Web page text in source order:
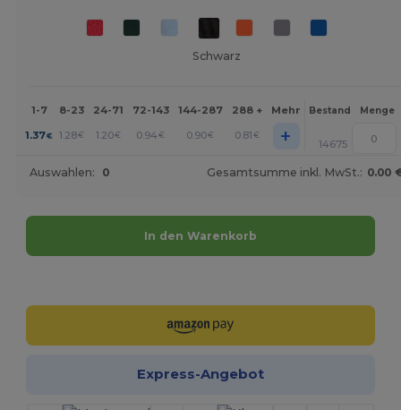
Schwarz
1-7 8-23 24-71 72-143 144-287 288 + Mehr Bestand Menge
1.37€ 1.28€ 1.20€ 0.94 € 0.90€ 0.81€ + 14675
Auswahlen: 0 Gesamtsumme inkl. MwSt.: 0.00
In den Warenkorb
Express-Angebot